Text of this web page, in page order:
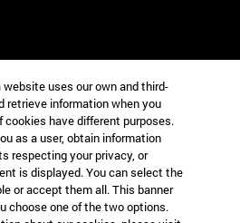
Nueva York EE.UU
uses our own and third-
retrieve information when you
have different purposes.
as a user, obtain information
respecting your privacy, or
is displayed. You can select the
or accept them all. This banner
choose one of the two options.